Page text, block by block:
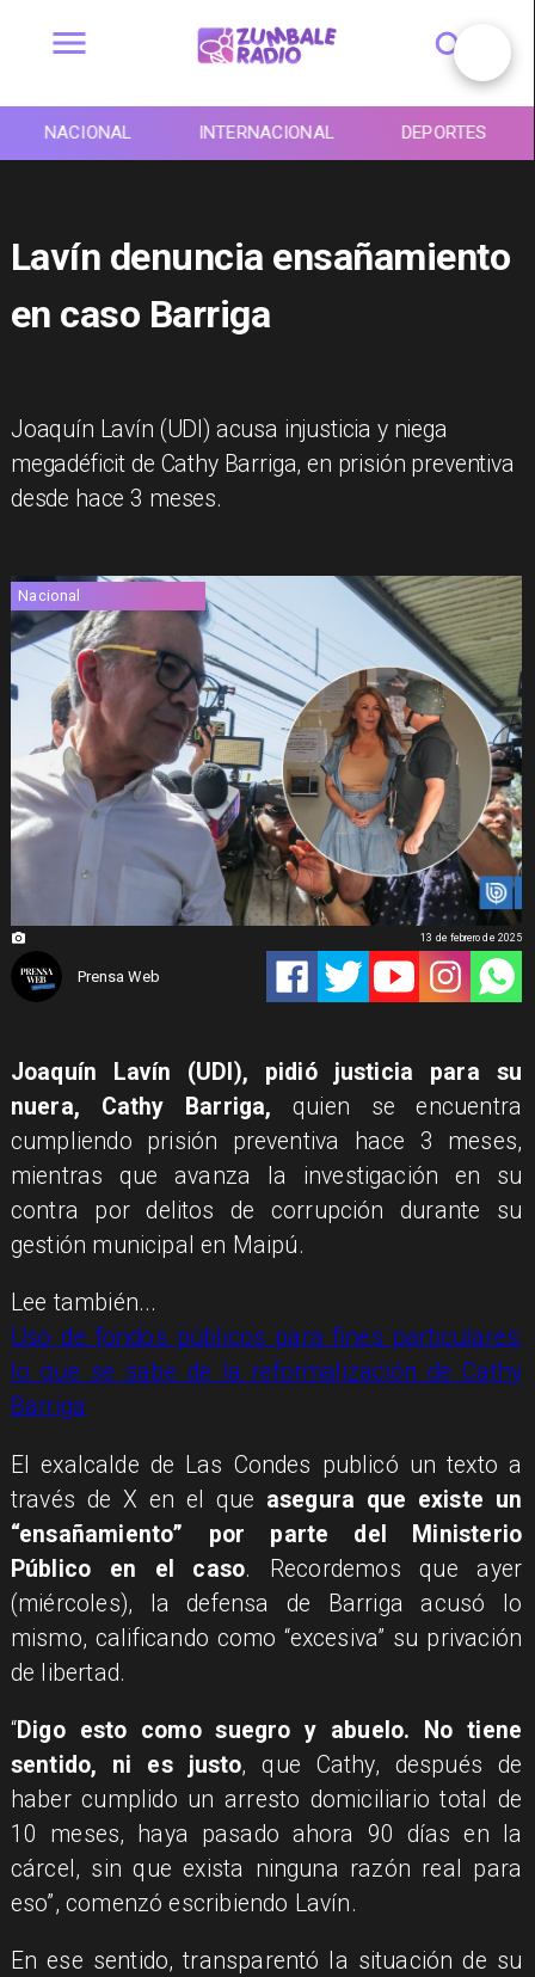
NACIONAL INTERNACIONAL DEPORTES
Lavín denuncia ensañamiento
en caso Barriga
Joaquín Lavín (UDI) acusa injusticia y niega
megadéficit de Cathy Barriga, en prisión preventiva
desde hace 3 meses.
Nacional
Prensa Web
13 de febrero de 2025
Joaquín Lavín (UDI), pidió justicia para su
nuera, Cathy Barriga, quien se encuentra
cumpliendo prisión preventiva hace 3 meses,
mientras que avanza la investigación en su
contra por delitos de corrupción durante su
gestión municipal en Maipú.
Lee también...
Uso de fondos públicos para fines particulares:
lo que se sabe de la reformalización de Cathy
Barriga
El exalcalde de Las Condes publicó un texto a
través de X en el que asegura que existe un
“ensañamiento” por parte del Ministerio
Público en el caso. Recordemos que ayer
(miércoles), la defensa de Barriga acusó lo
mismo, calificando como “excesiva” su privación
de libertad.
“Digo esto como suegro y abuelo. No tiene
sentido, ni es justo, que Cathy, después de
haber cumplido un arresto domiciliario total de
10 meses, haya pasado ahora 90 días en la
cárcel, sin que exista ninguna razón real para
eso”, comenzó escribiendo Lavín.
En ese sentido, transparentó la situación de su